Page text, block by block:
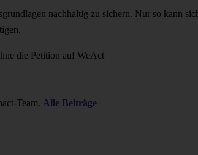
nachhaltig zu sichern. Nur so kann
die Petition auf WeAct
Team. Alle Beiträge